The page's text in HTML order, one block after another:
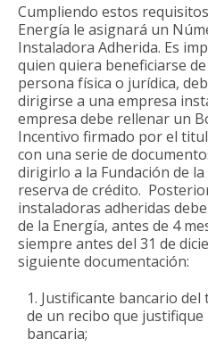
Cumpliendo estos
Energía le asignará un
Instaladora Adherida. Es
quien quiera beneficiarse
persona física o jurídica,
dirigirse a una empresa
empresa debe rellenar un
Incentivo firmado por el
con una serie de
dirigirlo a la Fundación de
reserva de crédito.
instaladoras adheridas
de la Energía, antes de 4
siempre antes del 31 de
siguiente documentación:
Justificante bancario
de un recibo que
bancaria;